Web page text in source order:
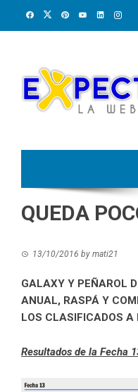
QUEDA
13/10/2016 by mati21
GALAXY Y PEÑAROL
ANUAL, RASPÁ Y
LOS CLASIFICADOS A
Resultados de la Fecha